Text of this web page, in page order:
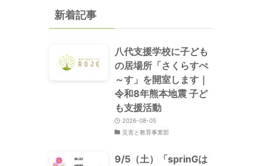
新着記事
八代支援学校に子ども
の居場所「さくらすぺ
～す」を開室します｜
令和8年熊本地震 子ど
も支援活動
2026-08-05
災害と教育事業部
9/5（土）「sprinGは